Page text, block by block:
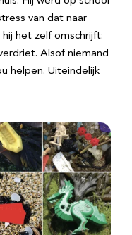
van dat naar
het zelf omschrijft:
Alsof niemand
helpen. Uiteindelijk